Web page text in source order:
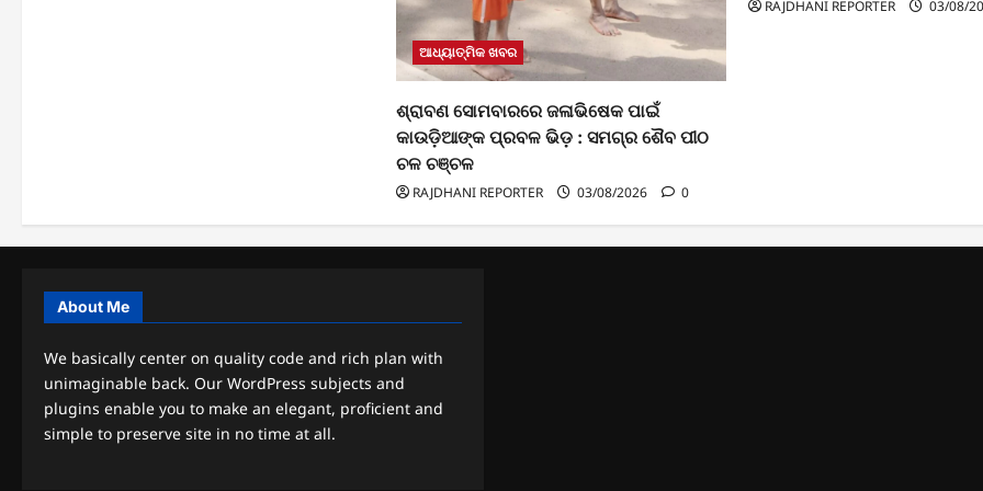
ଆଧ୍ୟାତ୍ମିକ ଖବର
ଶ୍ରାବଣ ସୋମବାରରେ ଜଳାଭିଷେକ ପାଇଁ
କାଉଡ଼ିଆଙ୍କ ପ୍ରବଳ ଭିଡ଼ : ସମଗ୍ର ଶୈବ ପୀଠ
ଚଳ ଚଞ୍ଚଳ
RAJDHANI REPORTER 03/08/2026 0
RAJDHANI REPORTER 03/08/
About Me
We basically center on quality code and rich plan with
unimaginable back. Our WordPress subjects and
plugins enable you to make an elegant, proficient and
simple to preserve site in no time at all.